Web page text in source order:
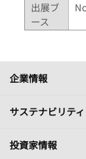
出展ブ
ース
企業情報
サステナビリティ
投資家情報